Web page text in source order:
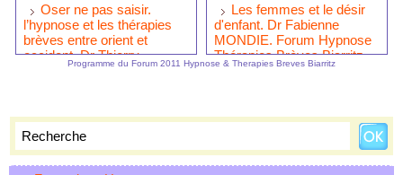
Oser ne pas saisir.
l’hypnose et les thérapies
brèves entre orient et
occident. Dr Thierry
SERVILLAT. Forum
Les femmes et le désir
d'enfant. Dr Fabienne
MONDIE. Forum Hypnose
Thérapies Brèves Biarritz
2011. Hypnose Médicale
Programme du Forum 2011 Hypnose & Therapies Breves Biarritz